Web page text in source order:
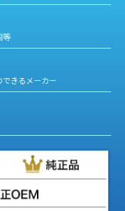
等
きるメーカー